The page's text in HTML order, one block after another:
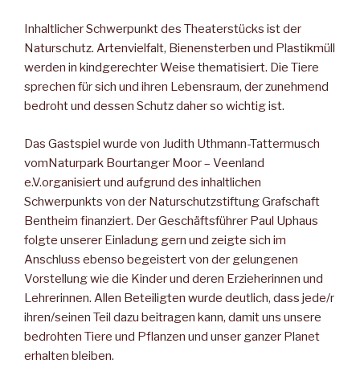
Inhaltlicher Schwerpunkt des Theaterstücks ist der
Naturschutz. Artenvielfalt, Bienensterben und Plastikmüll
werden in kindgerechter Weise thematisiert. Die Tiere
sprechen für sich und ihren Lebensraum, der zunehmend
bedroht und dessen Schutz daher so wichtig ist.
Das Gastspiel wurde von Judith Uthmann-Tattermusch
vomNaturpark Bourtanger Moor – Veenland
e.V.organisiert und aufgrund des inhaltlichen
Schwerpunkts von der Naturschutzstiftung Grafschaft
Bentheim finanziert. Der Geschäftsführer Paul Uphaus
folgte unserer Einladung gern und zeigte sich im
Anschluss ebenso begeistert von der gelungenen
Vorstellung wie die Kinder und deren Erzieherinnen und
Lehrerinnen. Allen Beteiligten wurde deutlich, dass jede/r
ihren/seinen Teil dazu beitragen kann, damit uns unsere
bedrohten Tiere und Pflanzen und unser ganzer Planet
erhalten bleiben.